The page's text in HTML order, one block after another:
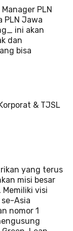
PLN
PLN Jawa
ini akan
dan
bisa
& TJSL
yang terus
misi besar
visi
Asia
nomor 1